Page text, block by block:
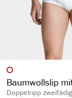
Artikelfarbe
Baumwollslip
Doppelripp